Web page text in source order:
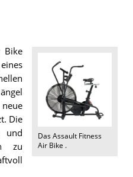
Das Assault Fitness
Air Bike .
Bike
Die
und
zu